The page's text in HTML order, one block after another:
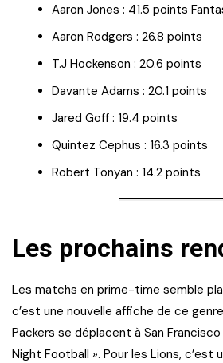
Aaron Jones : 41.5 points
Aaron Rodgers : 26.8 points
T.J Hockenson : 20.6 points
Davante Adams : 20.1 points
Jared Goff : 19.4 points
Quintez Cephus : 16.3 points
Robert Tonyan : 14.2 points
Les prochains
Les matchs en prime-time semble
c’est une nouvelle affiche de ce
Packers se déplacent à San Francisco
Night Football ». Pour les Lions, c’est